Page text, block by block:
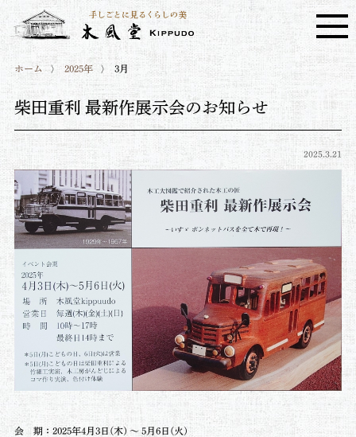
ホーム 2025年 3月
柴田重利 最新作展示会のお知らせ
2025.3.21
会 期：2025年4月3日(木) ～ 5月6日(火)